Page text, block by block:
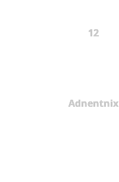
12
Adnentnix